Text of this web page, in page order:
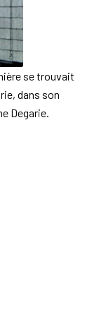
se trouvait
dans son
Degarie.